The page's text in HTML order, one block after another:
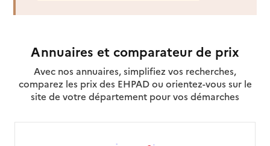
Annuaires et comparateur de prix
Avec nos annuaires, simplifiez vos recherches,
comparez les prix des EHPAD ou orientez-vous sur le
site de votre département pour vos démarches